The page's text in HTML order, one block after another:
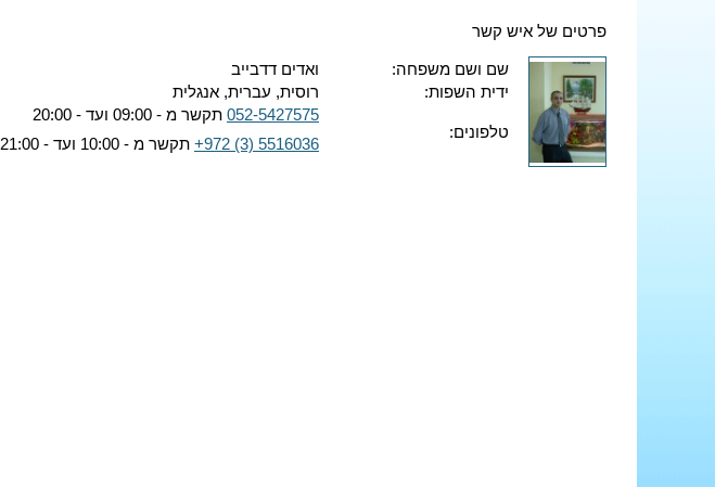
פרטים של איש קשר
שם ושם משפחה:
ואדים דדבייב
ידית השפות:
רוסית, עברית, אנגלית
טלפונים:
052-5427575 תקשר מ - 09:00 ועד - 20:00
+972 (3) 5516036 תקשר מ - 10:00 ועד - 21:00